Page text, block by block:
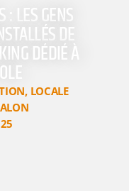
LES GENS
DE
DÉDIÉ À
, LOCALE